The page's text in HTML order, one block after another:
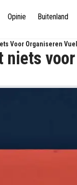
Opinie Buitenland
Voor Organiseren
niets